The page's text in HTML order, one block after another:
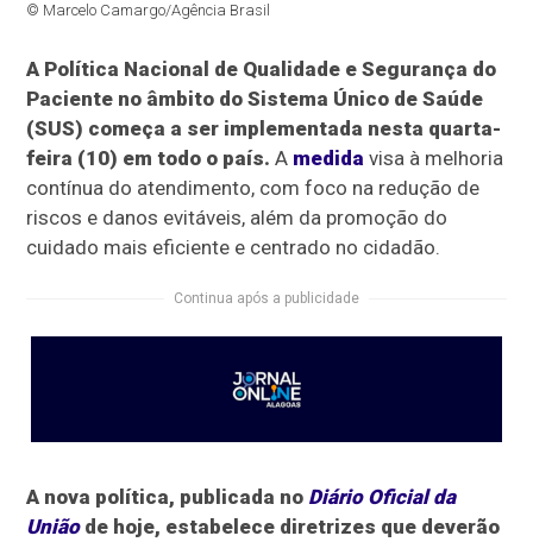
© Marcelo Camargo/Agência Brasil
A Política Nacional de Qualidade e Segurança do
Paciente no âmbito do Sistema Único de Saúde
(SUS) começa a ser implementada nesta quarta-
feira (10) em todo o país. A medida visa à melhoria
contínua do atendimento, com foco na redução de
riscos e danos evitáveis, além da promoção do
cuidado mais eficiente e centrado no cidadão.
Continua após a publicidade
A nova política, publicada no Diário Oficial da
União de hoje, estabelece diretrizes que deverão